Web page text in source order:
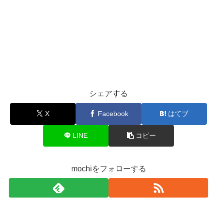
シェアする
X Facebook はてブ
LINE コピー
mochiをフォローする